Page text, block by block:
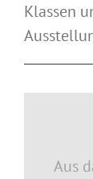
Klassen
Aus